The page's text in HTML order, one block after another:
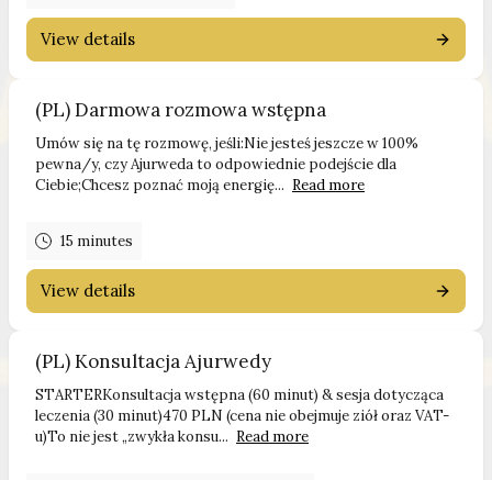
View details
(PL) Darmowa rozmowa wstępna
Umów się na tę rozmowę, jeśli:Nie jesteś jeszcze w 100%
pewna/y, czy Ajurweda to odpowiednie podejście dla
Ciebie;Chcesz poznać moją energię... Read more
15 minutes
View details
(PL) Konsultacja Ajurwedy
STARTERKonsultacja wstępna (60 minut) & sesja dotycząca
leczenia (30 minut)470 PLN (cena nie obejmuje ziół oraz VAT-
u)To nie jest „zwykła konsu... Read more